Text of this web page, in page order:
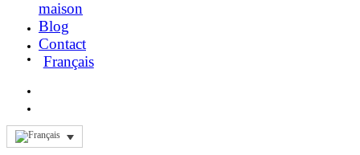
maison
Blog
Contact
Français